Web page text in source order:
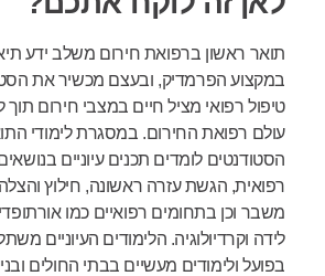
תואר ראשון ברפואת חירום משלב ידע
במקצוע הפרמדיק, ובעצם מכשיר את
טיפול רפואי מציל חיים במצבי חירום
עולם רפואת החירום. במסגרת לימודי
הסטודנטים לומדים תכנים עיוניים
רפואית, הגשת עזרה ראשונה, חילוץ
משבר וכן בתחומים רפואיים כמו
לידה וקרדיולוגיה. הלימודים העיוניים
בפועל ולימודים מעשיים בבתי החולים